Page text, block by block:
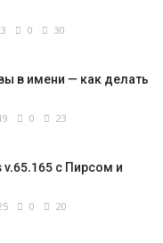
0 30
в имени — как делать
0 23
v.65.165 с Пирсом и
0 20